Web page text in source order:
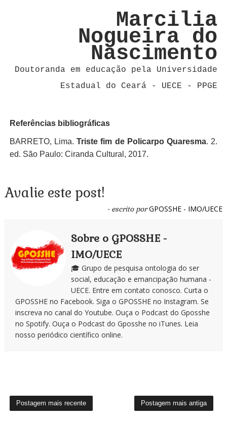
Marcilia
Nogueira do
Nascimento
Doutoranda em educação pela Universidade
Estadual do Ceará - UECE - PPGE
Referências bibliográficas
BARRETO, Lima.Triste fim de Policarpo Quaresma. 2.
ed. São Paulo: Ciranda Cultural, 2017.
Avalie este post!
- escrito por GPOSSHE - IMO/UECE
Sobre o GPOSSHE -
IMO/UECE
🎓 Grupo de pesquisa ontologia do ser
social, educação e emancipação humana -
UECE. Entre em contato conosco. Curta o
GPOSSHE no Facebook. Siga o GPOSSHE no Instagram. Se
inscreva no canal do Youtube. Ouça o Podcast do Gposshe
no Spotify. Ouça o Podcast do Gposshe no iTunes. Leia
nosso periódico científico online.
Postagem mais recente Postagem mais antiga